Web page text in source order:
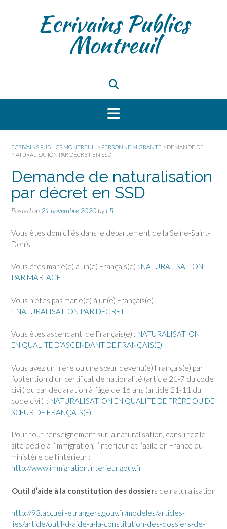
Ecrivains Publics
Montreuil
ECRIVAINS PUBLICS MONTREUIL > PERSONNE MIGRANTE > DEMANDE DE
NATURALISATION PAR DÉCRET EN SSD
Demande de naturalisation
par décret en SSD
Posted on 21 novembre 2020 byLB
Vous êtes domiciliés dans le département de la Seine-Saint-
Denis
Vous êtes marié(e) à un(e) Français(e) : NATURALISATION
PAR MARIAGE
Vous n’êtes pas marié(e) à un(e) Français(e)
: NATURALISATION PAR DÉCRET
Vous êtes ascendant de Français(e) : NATURALISATION
EN QUALITÉ D’ASCENDANT DE FRANÇAIS(E)
Vous avez un frère ou une sœur devenu(e) Français(e) par
l’obtention d’un certificat de nationalité (article 21-7 du code
civil) ou par déclaration à l’âge de 16 ans (article 21-11 du
code civil) : NATURALISATION EN QUALITÉ DE FRÈRE OU DE
SŒUR DE FRANÇAIS(E)
Pour tout renseignement sur la naturalisation, consultez le
site dédié à l’immigration, l’intérieur et l’asile en France du
ministère de l’intérieur :
http://www.immigration.interieur.gouv.fr
Outil d’aide à la constitution des dossiers de naturalisation
http://93.accueil-etrangers.gouv.fr/modeles/articles-
lies/article/outil-d-aide-a-la-constitution-des-dossiers-de-